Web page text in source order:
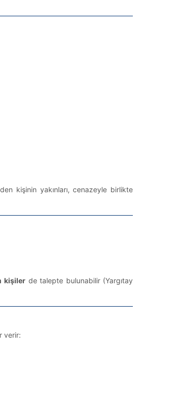
kişinin yakınları, cenazeyle birlikte
kişilerde talepte bulunabilir (Yargıtay
verir: